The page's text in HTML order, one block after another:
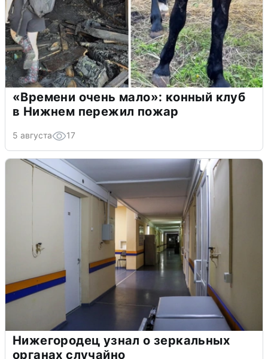
«Времени очень мало»: конный клуб
в Нижнем пережил пожар
5 августа 17
Нижегородец узнал о зеркальных
органах случайно